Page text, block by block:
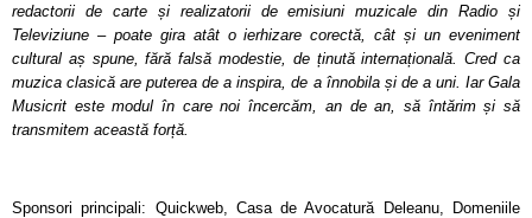
redactorii de carte și realizatorii de emisiuni muzicale din Radio și
Televiziune – poate gira atât o ierhizare corectă, cât și un eveniment
cultural aș spune, fără falsă modestie, de ținută internațională. Cred ca
muzica clasică are puterea de a inspira, de a înnobila și de a uni. Iar Gala
Musicrit este modul în care noi încercăm, an de an, să întărim și să
transmitem această forță.
Sponsori principali: Quickweb, Casa de Avocatură Deleanu, Domeniile